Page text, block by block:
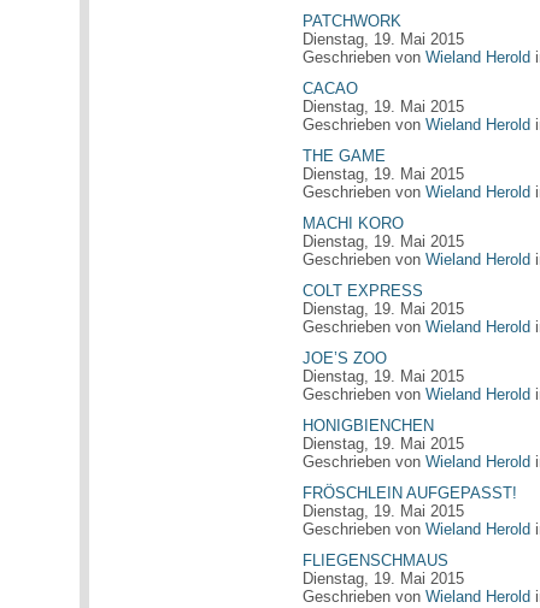
PATCHWORK
Dienstag, 19. Mai 2015
Geschrieben vonWieland Herold
CACAO
Dienstag, 19. Mai 2015
Geschrieben vonWieland Herold
THE GAME
Dienstag, 19. Mai 2015
Geschrieben vonWieland Herold
MACHI KORO
Dienstag, 19. Mai 2015
Geschrieben vonWieland Herold
COLT EXPRESS
Dienstag, 19. Mai 2015
Geschrieben vonWieland Herold
JOE’S ZOO
Dienstag, 19. Mai 2015
Geschrieben vonWieland Herold
HONIGBIENCHEN
Dienstag, 19. Mai 2015
Geschrieben vonWieland Herold
FRÖSCHLEIN AUFGEPASST!
Dienstag, 19. Mai 2015
Geschrieben vonWieland Herold
FLIEGENSCHMAUS
Dienstag, 19. Mai 2015
Geschrieben vonWieland Herold